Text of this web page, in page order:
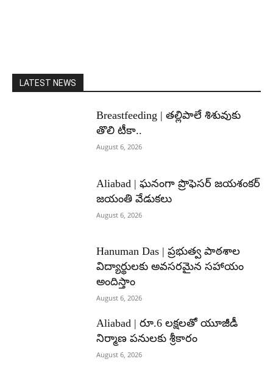
LATEST NEWS
Breastfeeding | తల్లిపాలే శిశువుకు
తొలి టీకా..
August 6, 2026
Aliabad | ఘనంగా ప్రొఫెసర్ జయశంకర్
జయంతి వేడుకలు
August 6, 2026
Hanuman Das | ప్రభుత్వ పాఠశాల
విద్యార్థులకు అవసరమైన సహాయం
అందిస్తాం
August 6, 2026
Aliabad | రూ.6 లక్షలతో యూజీడీ
నిర్మాణ పనులకు శ్రీకారం
August 6, 2026